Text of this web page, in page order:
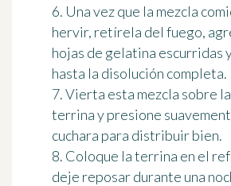
6. Una vez que la mezcla
hervir, retírela del fuego,
hojas de gelatina escurridas
hasta la disolución completa.
7. Vierta esta mezcla sobre
terrina y presione
cuchara para distribuir bien.
8. Coloque la terrina en el
deje reposar durante una